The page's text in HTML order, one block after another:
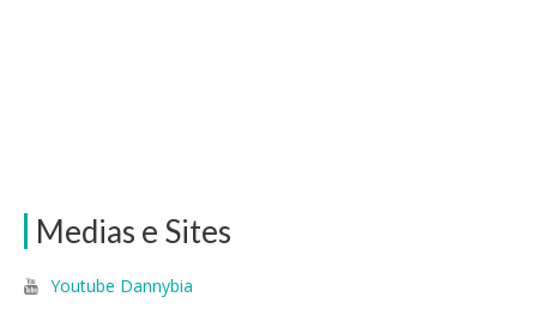
Medias e Sites
Youtube Dannybia